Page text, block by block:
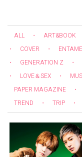
ALL ・ ART&BOOK
・
COVER ・ ENTAME
・
GENERATION Z ・
・
LOVE＆SEX ・
PAPER MAGAZINE
・
TREND
・ TRIP ・